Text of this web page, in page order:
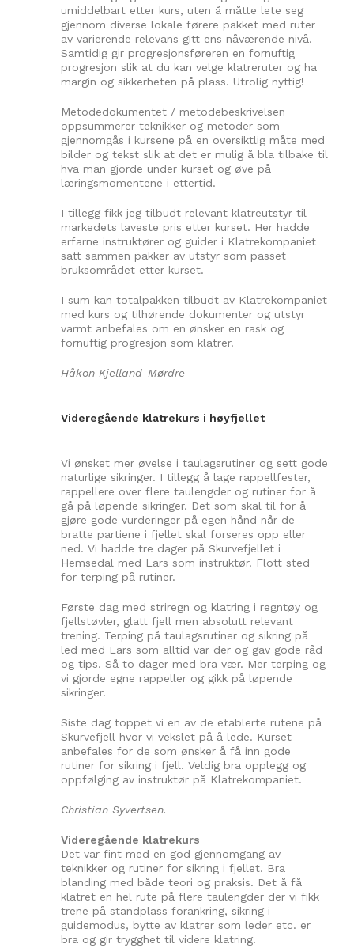
umiddelbart etter kurs, uten å måtte lete seg
gjennom diverse lokale førere pakket med ruter
av varierende relevans gitt ens nåværende nivå.
Samtidig gir progresjonsføreren en fornuftig
progresjon slik at du kan velge klatreruter og ha
margin og sikkerheten på plass. Utrolig nyttig!
Metodedokumentet / metodebeskrivelsen
oppsummerer teknikker og metoder som
gjennomgås i kursene på en oversiktlig måte med
bilder og tekst slik at det er mulig å bla tilbake til
hva man gjorde under kurset og øve på
læringsmomentene i ettertid.
I tillegg fikk jeg tilbudt relevant klatreutstyr til
markedets laveste pris etter kurset. Her hadde
erfarne instruktører og guider i Klatrekompaniet
satt sammen pakker av utstyr som passet
bruksområdet etter kurset.
I sum kan totalpakken tilbudt av Klatrekompaniet
med kurs og tilhørende dokumenter og utstyr
varmt anbefales om en ønsker en rask og
fornuftig progresjon som klatrer.
Håkon Kjelland-Mørdre
Videregående klatrekurs i høyfjellet
Vi ønsket mer øvelse i taulagsrutiner og sett gode
naturlige sikringer. I tillegg å lage rappellfester,
rappellere over flere taulengder og rutiner for å
gå på løpende sikringer. Det som skal til for å
gjøre gode vurderinger på egen hånd når de
bratte partiene i fjellet skal forseres opp eller
ned. Vi hadde tre dager på Skurvefjellet i
Hemsedal med Lars som instruktør. Flott sted
for terping på rutiner.
Første dag med striregn og klatring i regntøy og
fjellstøvler, glatt fjell men absolutt relevant
trening. Terping på taulagsrutiner og sikring på
led med Lars som alltid var der og gav gode råd
og tips. Så to dager med bra vær. Mer terping og
vi gjorde egne rappeller og gikk på løpende
sikringer.
Siste dag toppet vi en av de etablerte rutene på
Skurvefjell hvor vi vekslet på å lede. Kurset
anbefales for de som ønsker å få inn gode
rutiner for sikring i fjell. Veldig bra opplegg og
oppfølging av instruktør på Klatrekompaniet.
Christian Syvertsen.
Videregående klatrekurs
Det var fint med en god gjennomgang av
teknikker og rutiner for sikring i fjellet. Bra
blanding med både teori og praksis. Det å få
klatret en hel rute på flere taulengder der vi fikk
trene på standplass forankring, sikring i
guidemodus, bytte av klatrer som leder etc. er
bra og gir trygghet til videre klatring.